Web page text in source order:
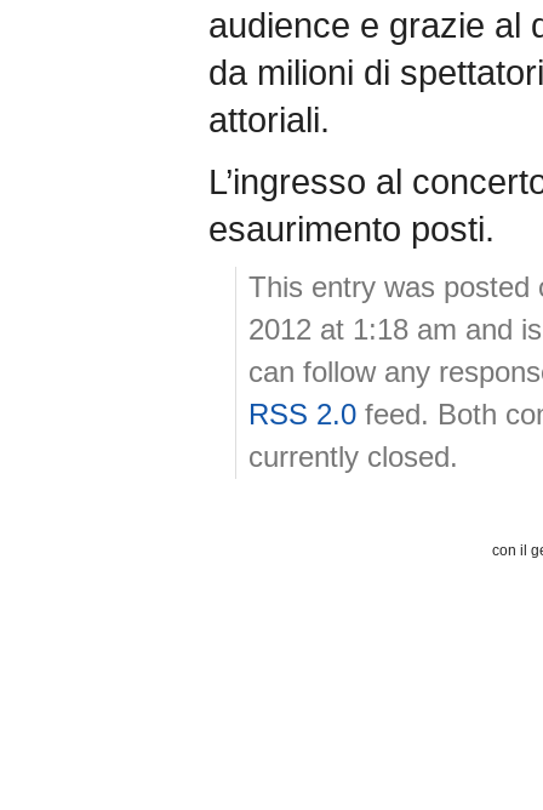
audience e grazie al
da milioni di
attoriali.
L’ingresso al
esaurimento posti.
This entry was posted
2012 at 1:18 am and
can follow any
RSS 2.0 feed. Both
currently closed.
con il